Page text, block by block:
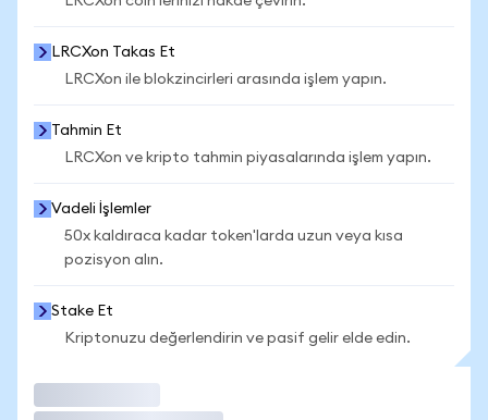
LRCXon Takas Et
LRCXon ile blokzincirleri arasında işlem yapın.
Tahmin Et
LRCXon ve kripto tahmin piyasalarında işlem yapın.
Vadeli İşlemler
50x kaldıraca kadar token'larda uzun veya kısa
pozisyon alın.
Stake Et
Kriptonuzu değerlendirin ve pasif gelir elde edin.